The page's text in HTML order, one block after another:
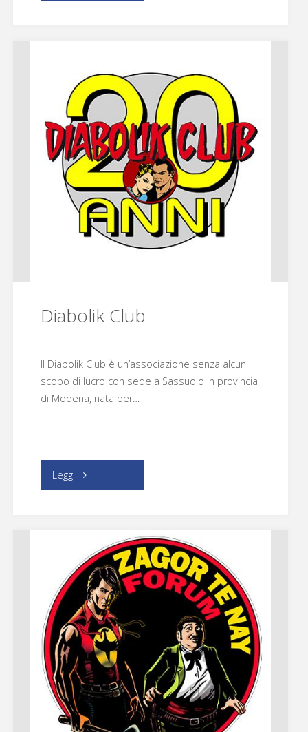
Club"
Diabolik Club
Il Diabolik Club è un’associazione senza alcun
scopo di lucro con sede a Sassuolo in provincia
di Modena, nata per…
Leggi "Diabolik